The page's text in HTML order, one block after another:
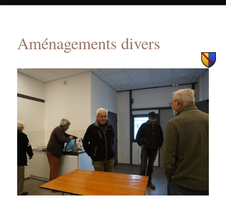
principal
secondaire
Aménagements divers